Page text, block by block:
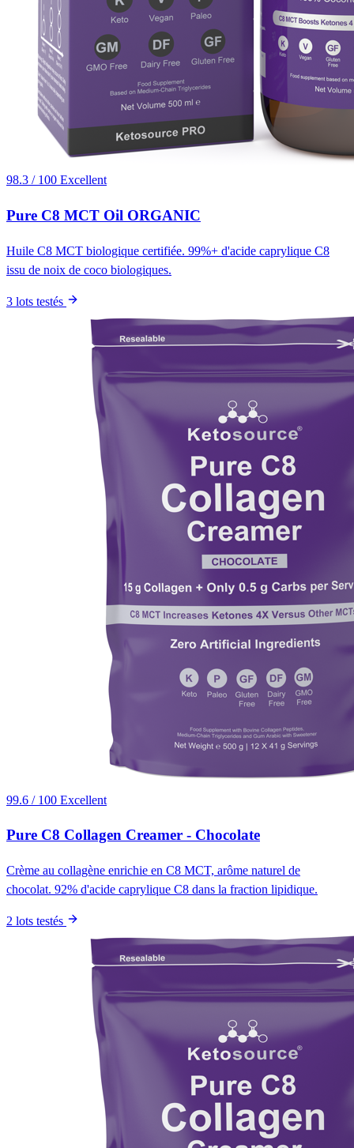
98.3 / 100 Excellent
Pure C8 MCT Oil ORGANIC
Huile C8 MCT biologique certifiée. 99%+ d'acide caprylique C8
issu de noix de coco biologiques.
3 lots testés
99.6 / 100 Excellent
Pure C8 Collagen Creamer - Chocolate
Crème au collagène enrichie en C8 MCT, arôme naturel de
chocolat. 92% d'acide caprylique C8 dans la fraction lipidique.
2 lots testés